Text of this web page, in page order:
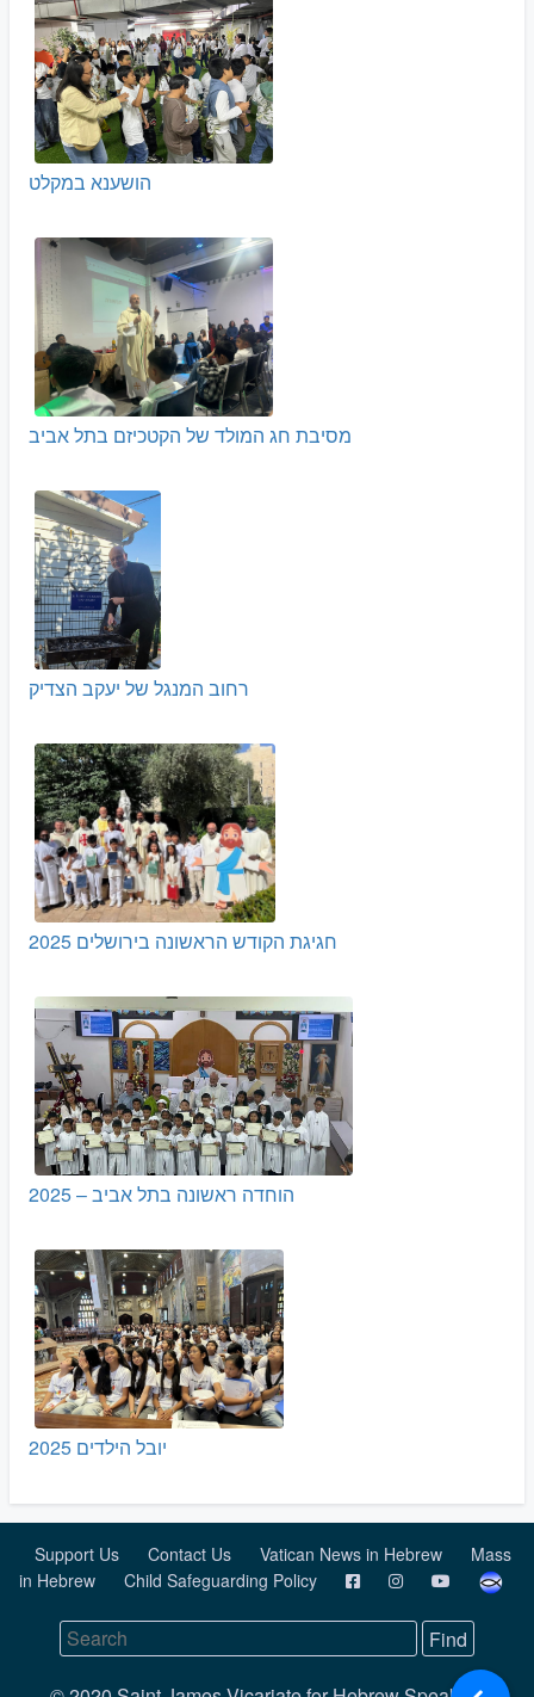
הושענא במקלט
מסיבת חג המולד של הקטכיזם בתל אביב
רחוב המנגל של יעקב הצדיק
חגיגת הקודש הראשונה בירושלים 2025
הוחדה ראשונה בתל אביב – 2025
יובל הילדים 2025
Support Us Contact Us Vatican News in Hebrew
Mass
in Hebrew
Child Safeguarding Policy